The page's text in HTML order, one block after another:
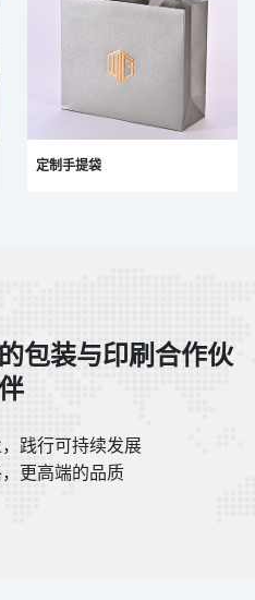
定制手提袋
包装与印刷合作伙
践行可持续发展
更高端的品质